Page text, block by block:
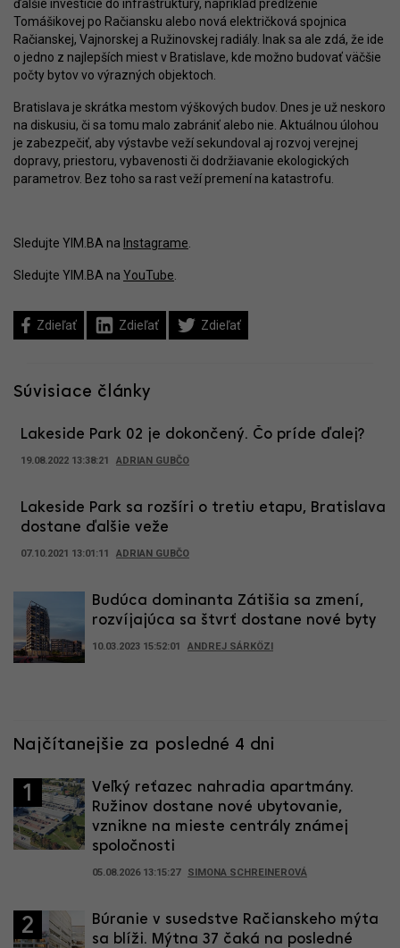
ďalšie investície do infraštruktúry, napríklad predĺženie
Tomášikovej po Račiansku alebo nová električková spojnica
Račianskej, Vajnorskej a Ružinovskej radiály. Inak sa ale zdá, že ide
o jedno z najlepších miest v Bratislave, kde možno budovať väčšie
počty bytov vo výrazných objektoch.
Bratislava je skrátka mestom výškových budov. Dnes je už neskoro
na diskusiu, či sa tomu malo zabrániť alebo nie. Aktuálnou úlohou
je zabezpečiť, aby výstavbe veží sekundoval aj rozvoj verejnej
dopravy, priestoru, vybavenosti či dodržiavanie ekologických
parametrov. Bez toho sa rast veží premení na katastrofu.
Sledujte YIM.BA na Instagrame
Sledujte YIM.BA na YouTube
Zdieľať Zdieľať Zdieľať
Súvisiace články
Lakeside Park 02 je dokončený. Čo príde ďalej?
19.08.2022 13:38:21 ADRIAN GUBČO
Lakeside Park sa rozšíri o tretiu etapu, Bratislava
dostane ďalšie veže
07.10.2021 13:01:11 ADRIAN GUBČO
Budúca dominanta Zátišia sa zmení,
rozvíjajúca sa štvrť dostane nové byty
10.03.2023 15:52:01 ANDREJ SÁRKÖZI
Najčítanejšie za posledné 4 dni
1
Veľký reťazec nahradia apartmány.
Ružinov dostane nové ubytovanie,
vznikne na mieste centrály známej
spoločnosti
05.08.2026 13:15:27 SIMONA SCHREINEROVÁ
2
Búranie v susedstve Račianskeho mýta
sa blíži. Mýtna 37 čaká na posledné